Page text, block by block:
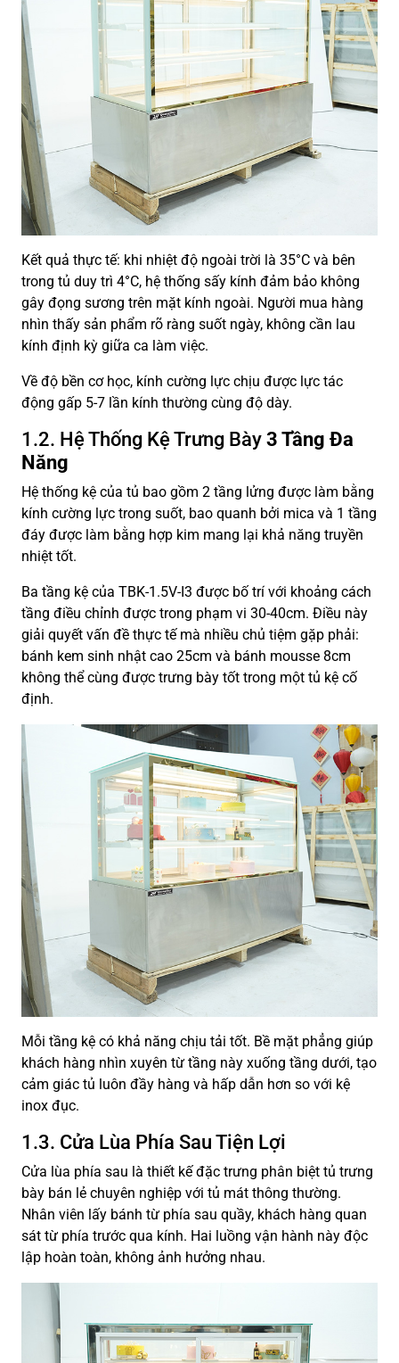
Kết quả thực tế: khi nhiệt độ ngoài trời là 35°C và bên
trong tủ duy trì 4°C, hệ thống sấy kính đảm bảo không
gây đọng sương trên mặt kính ngoài. Người mua hàng
nhìn thấy sản phẩm rõ ràng suốt ngày, không cần lau
kính định kỳ giữa ca làm việc.
Về độ bền cơ học, kính cường lực chịu được lực tác
động gấp 5-7 lần kính thường cùng độ dày.
1.2. Hệ Thống Kệ Trưng Bày 3 Tầng Đa
Năng
Hệ thống kệ của tủ bao gồm 2 tầng lửng được làm bằng
kính cường lực trong suốt, bao quanh bởi mica và 1 tầng
đáy được làm bằng hợp kim mang lại khả năng truyền
nhiệt tốt.
Ba tầng kệ của TBK-1.5V-I3 được bố trí với khoảng cách
tầng điều chỉnh được trong phạm vi 30-40cm. Điều này
giải quyết vấn đề thực tế mà nhiều chủ tiệm gặp phải:
bánh kem sinh nhật cao 25cm và bánh mousse 8cm
không thể cùng được trưng bày tốt trong một tủ kệ cố
định.
Mỗi tầng kệ có khả năng chịu tải tốt. Bề mặt phẳng giúp
khách hàng nhìn xuyên từ tầng này xuống tầng dưới, tạo
cảm giác tủ luôn đầy hàng và hấp dẫn hơn so với kệ
inox đục.
1.3. Cửa Lùa Phía Sau Tiện Lợi
Cửa lùa phía sau là thiết kế đặc trưng phân biệt tủ trưng
bày bán lẻ chuyên nghiệp với tủ mát thông thường.
Nhân viên lấy bánh từ phía sau quầy, khách hàng quan
sát từ phía trước qua kính. Hai luồng vận hành này độc
lập hoàn toàn, không ảnh hưởng nhau.